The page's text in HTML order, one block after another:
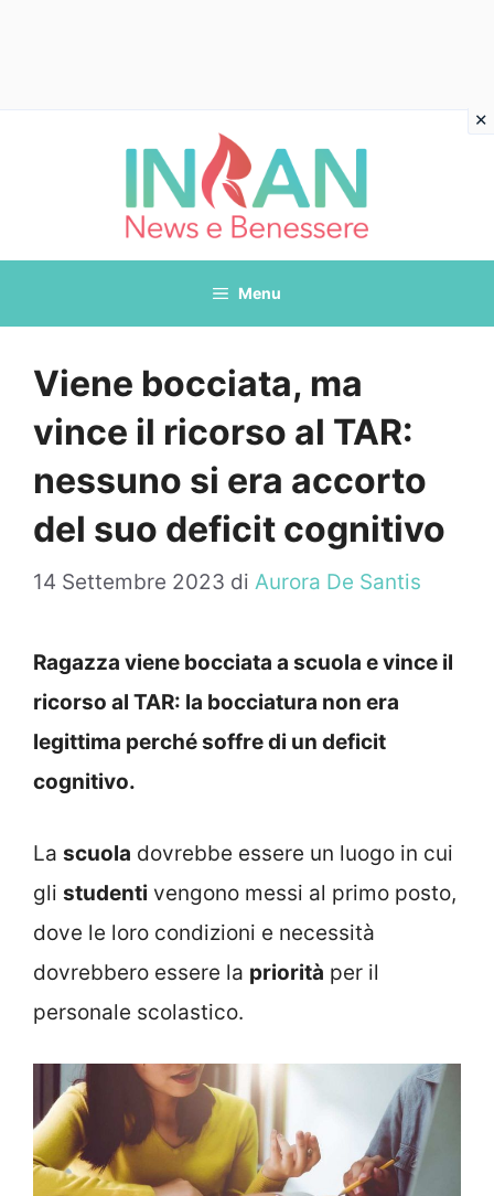
Menu
Viene bocciata, ma
vince il ricorso al TAR:
nessuno si era accorto
del suo deficit cognitivo
14 Settembre 2023 di Aurora De Santis
Ragazza viene bocciata a scuola e vince il
ricorso al TAR: la bocciatura non era
legittima perché soffre di un deficit
cognitivo.
La scuola dovrebbe essere un luogo in cui
gli studenti vengono messi al primo posto,
dove le loro condizioni e necessità
dovrebbero essere la priorità per il
personale scolastico.